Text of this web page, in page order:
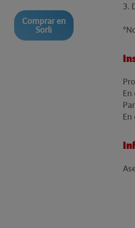
Comprar en
Sorli
3.